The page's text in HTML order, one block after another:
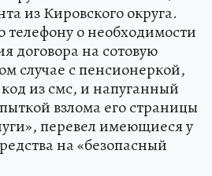
из Кировского округа.
о необходимости
договора на сотовую
случае с пенсионеркой,
из смс, и напуганный
взлома его страницы
перевел имеющиеся у
на «безопасный